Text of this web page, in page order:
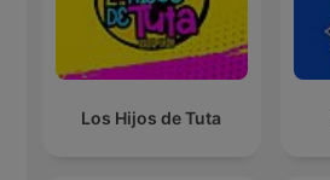
Los Hijos de Tuta